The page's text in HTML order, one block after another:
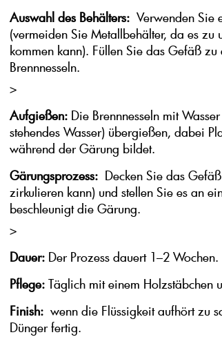
Auswahl des Behälters: Verwenden Sie
(vermeiden Sie Metallbehälter, da es zu
kommen kann). Füllen Sie das Gefäß
Brennnesseln.
>
Aufgießen: Die Brennnesseln mit
stehendes Wasser) übergießen, dabei
während der Gärung bildet.
Gärungsprozess: Decken Sie das
zirkulieren kann) und stellen Sie es an
beschleunigt die Gärung.
>
Dauer: Der Prozess dauert 1–2 Wochen.
Pflege: Täglich mit einem Holzstäbchen
Finish: wenn die Flüssigkeit aufhört zu
Dünger fertig.